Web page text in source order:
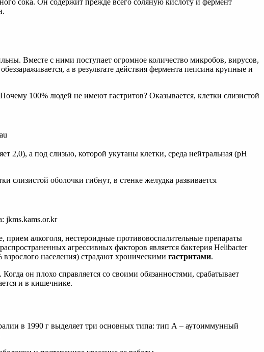
Вместе с ними поступает огромное количество микробов, вирусов,
а в результате действия фермента пепсина крупные и
100% людей не имеют гастритов? Оказывается, клетки слизистой
2,0), а под слизью, которой укутаны клетки, среда нейтральная (pH
слизистой оболочки гибнут, в стенке желудка развивается
jkms.kams.or.kr
прием алкоголя, нестероидные противовоспалительные препараты
агрессивных факторов является бактерия Helibacter
населения) страдают хроническими гастритами.
он плохо справляется со своими обязанностями, срабатывает
и в кишечнике.
в 1990 г выделяет три основных типа: тип А – аутоиммунный